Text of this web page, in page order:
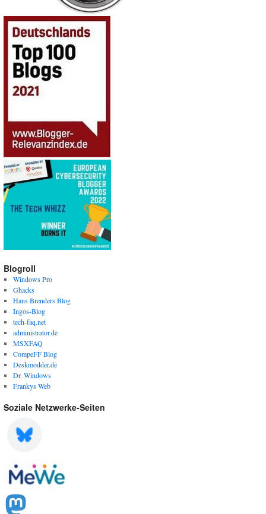
Blogroll
Windows Pro
Ghacks
Hans Brenders Blog
Ingos-Blog
tech-faq.net
administrator.de
MSXFAQ
CompeFF Blog
Deskmodder.de
Dr. Windows
Frankys Web
Soziale Netzwerke-Seiten